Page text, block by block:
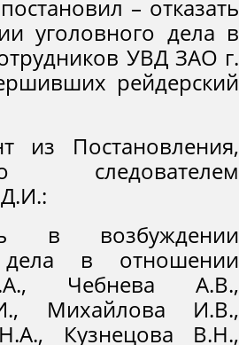
– отказать
уголовного дела в
УВД ЗАО г.
рейдерский
из Постановления,
следователем
в возбуждении
дела в отношении
Чебнева А.В.,
Михайлова И.В.,
Кузнецова В.Н.,